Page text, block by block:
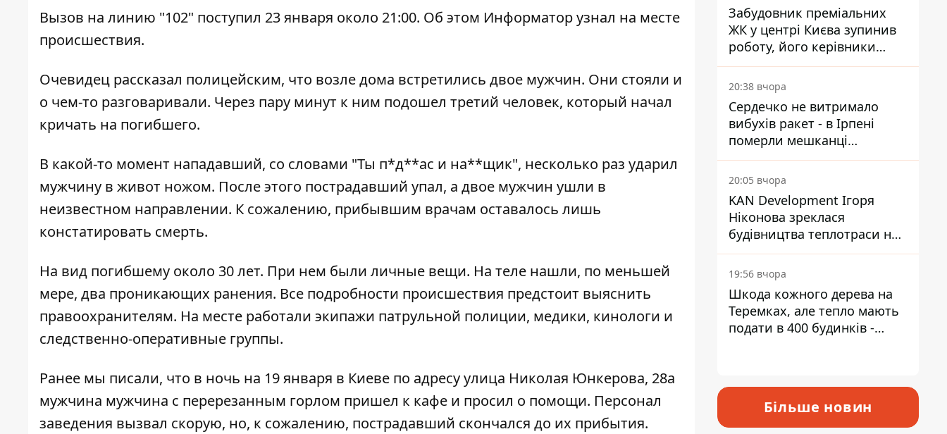
Вызов на линию "102" поступил 23 января около 21:00. Об этом Информаторузнал на месте
происшествия.
Очевидец рассказал полицейским, что возле дома встретились двое мужчин. Они стояли и
о чем-то разговаривали. Через пару минут к ним подошел третий человек, который начал
кричать на погибшего.
В какой-то момент нападавший, со словами "Ты п*д**ас и на**щик", несколько раз ударил
мужчину в живот ножом. После этого пострадавший упал, а двое мужчин ушли в
неизвестном направлении. К сожалению, прибывшим врачам оставалось лишь
констатировать смерть.
На вид погибшему около 30 лет. При нем были личные вещи. На теле нашли, по меньшей
мере, два проникающих ранения. Все подробности происшествия предстоит выяснить
правоохранителям. На месте работали экипажи патрульной полиции, медики, кинологи и
следственно-оперативные группы.
Ранее мы писали, что в ночь на 19 января в Киеве по адресу улица Николая Юнкерова, 28а
мужчина мужчина с перерезанным горлом пришел к кафе и просил о помощи. Персонал
заведения вызвал скорую, но, к сожалению, пострадавший скончался до их прибытия.
Забудовник преміальних
ЖК у центрі Києва зупинив
роботу, його керівники
втекли з України - Bihus.info
20:38 вчора
Сердечко не витримало
вибухів ракет - в Ірпені
померли мешканці
притулку для собак з
інвалідністю
20:05 вчора
KAN Development Ігоря
Ніконова зреклася
будівництва теплотраси на
Теремках
19:56 вчора
Шкода кожного дерева на
Теремках, але тепло мають
подати в 400 будинків -
Більше новин